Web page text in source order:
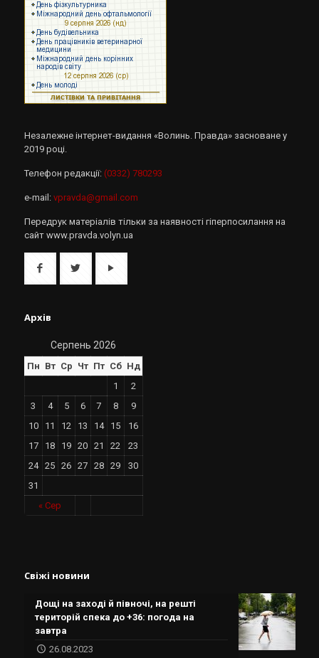
Незалежне інтернет-видання «Волинь. Правда» засноване у
2019 році.
Телефон редакції: (0332) 780293
e-mail: vpravda@gmail.com
Передрук матеріалів тільки за наявності гіперпосилання на
сайт www.pravda.volyn.ua
Архів
Серпень 2026
Пн Вт Ср Чт Пт Сб Нд
« Сер
1
2
3
4 5 6 7 8
9
10
11 12 13 14 15
16
17
18 19 20 21 22
23
24
25 26 27 28 29
30
31
Свіжі новини
Дощі на заході й півночі, на решті
територій спека до +36: погода на
завтра
26.08.2023